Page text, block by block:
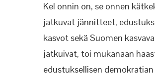
Kel onnin on, se onnen
jatkuvat jännitteet,
kasvot sekä Suomen
jatkuivat, toi mukanaan
edustuksellisen